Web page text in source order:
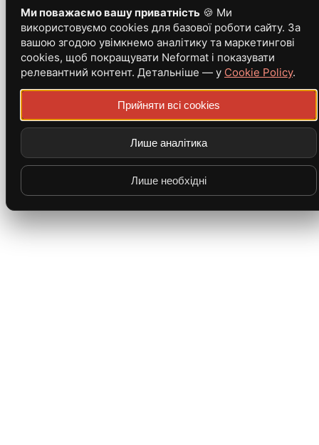
Ми поважаємо вашу приватність 🍪 Ми
використовуємо cookies для базової роботи сайту. За
вашою згодою увімкнемо аналітику та маркетингові
cookies, щоб покращувати Neformat і показувати
релевантний контент. Детальніше — у Cookie Policy.
Прийняти всі cookies
Лише аналітика
Лише необхідні